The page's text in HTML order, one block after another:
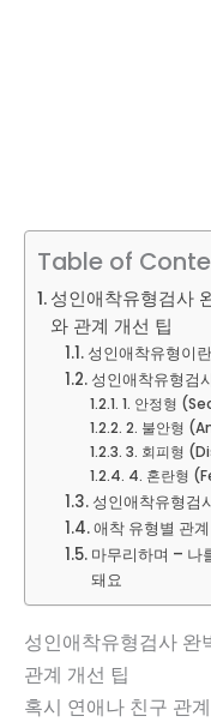
Table of
성인애착유형검사
와 관계 개선 팁
성인애착유형이
성인애착유형검
1. 안정형
2. 불안형
3. 회피형
4. 혼란형
성인애착유형검
애착 유형별 관
마무리하며 – 나
돼요
성인애착유형검사
관계 개선 팁
혹시 연애나 친구 관